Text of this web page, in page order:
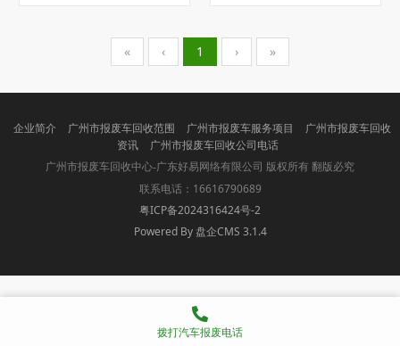
« ‹ 1 › »
企业简介 广州市报废车回收范围 广州市报废车服务项目
广州市报废车回收
资讯
广州市报废车回收公司电话
广州市报废车回收中心-广东好易网络有限公司 版权所有 翻版必究
联系电话：16616790689
粤ICP备2024316424号-2
Powered By 盘企CMS 3.1.4
盘企CMS
拨打汽车报废电话